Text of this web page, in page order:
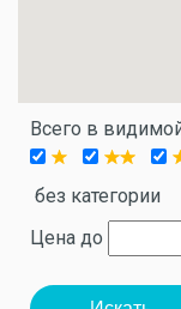
Всего в
без категории
Цена до